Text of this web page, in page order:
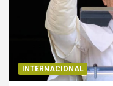
INTERNACIONAL